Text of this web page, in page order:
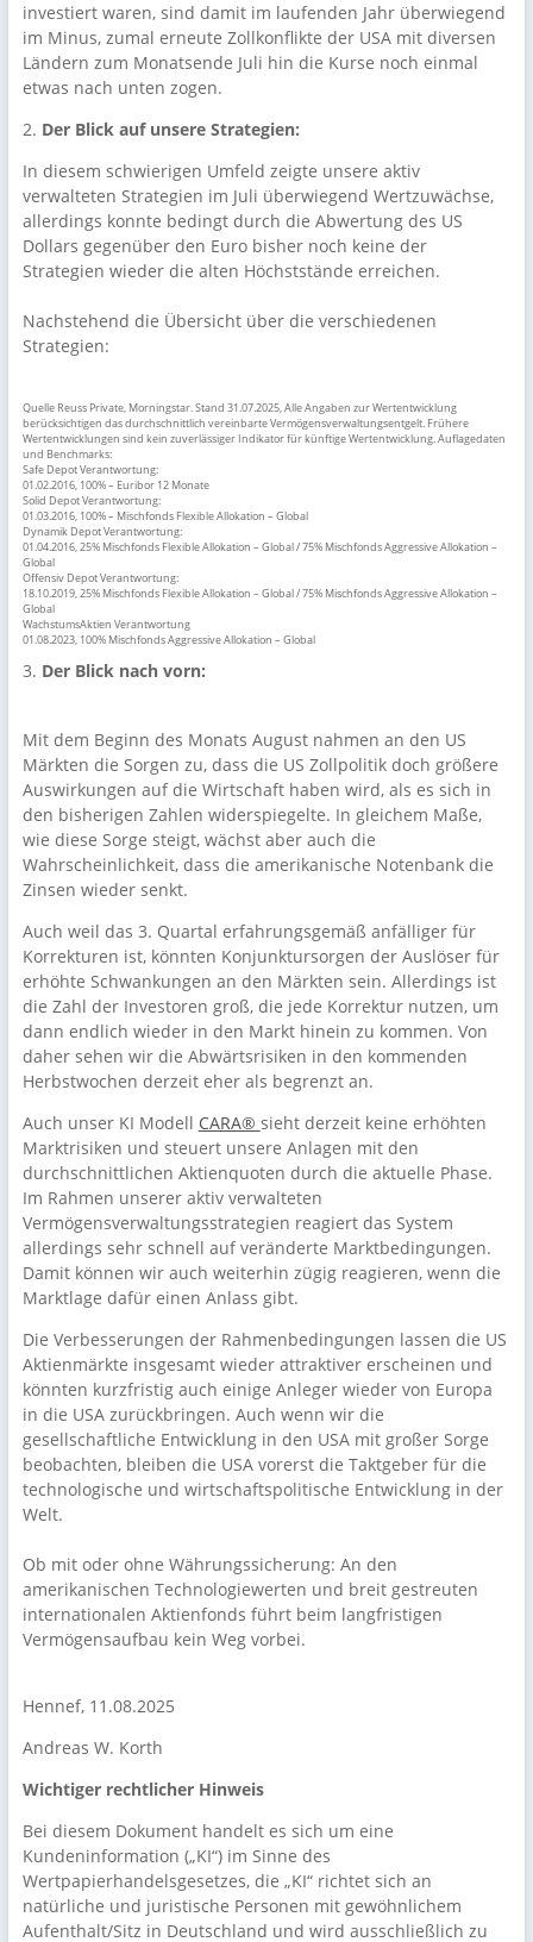
investiert waren, sind damit im laufenden Jahr überwiegend
im Minus, zumal erneute Zollkonflikte der USA mit diversen
Ländern zum Monatsende Juli hin die Kurse noch einmal
etwas nach unten zogen.
2. Der Blick auf unsere Strategien:
In diesem schwierigen Umfeld zeigte unsere aktiv
verwalteten Strategien im Juli überwiegend Wertzuwächse,
allerdings konnte bedingt durch die Abwertung des US
Dollars gegenüber den Euro bisher noch keine der
Strategien wieder die alten Höchststände erreichen.
Nachstehend die Übersicht über die verschiedenen
Strategien:
Quelle Reuss Private, Morningstar. Stand 31.07.2025, Alle Angaben zur Wertentwicklung
berücksichtigen das durchschnittlich vereinbarte Vermögensverwaltungsentgelt. Frühere
Wertentwicklungen sind kein zuverlässiger Indikator für künftige Wertentwicklung. Auflagedaten
und Benchmarks:
Safe Depot Verantwortung:
01.02.2016, 100% – Euribor 12 Monate
Solid Depot Verantwortung:
01.03.2016, 100% – Mischfonds Flexible Allokation – Global
Dynamik Depot Verantwortung:
01.04.2016, 25% Mischfonds Flexible Allokation – Global / 75% Mischfonds Aggressive Allokation –
Global
Offensiv Depot Verantwortung:
18.10.2019, 25% Mischfonds Flexible Allokation – Global / 75% Mischfonds Aggressive Allokation –
Global
WachstumsAktien Verantwortung
01.08.2023, 100% Mischfonds Aggressive Allokation – Global
3. Der Blick nach vorn:
Mit dem Beginn des Monats August nahmen an den US
Märkten die Sorgen zu, dass die US Zollpolitik doch größere
Auswirkungen auf die Wirtschaft haben wird, als es sich in
den bisherigen Zahlen widerspiegelte. In gleichem Maße,
wie diese Sorge steigt, wächst aber auch die
Wahrscheinlichkeit, dass die amerikanische Notenbank die
Zinsen wieder senkt.
Auch weil das 3. Quartal erfahrungsgemäß anfälliger für
Korrekturen ist, könnten Konjunktursorgen der Auslöser für
erhöhte Schwankungen an den Märkten sein. Allerdings ist
die Zahl der Investoren groß, die jede Korrektur nutzen, um
dann endlich wieder in den Markt hinein zu kommen. Von
daher sehen wir die Abwärtsrisiken in den kommenden
Herbstwochen derzeit eher als begrenzt an.
Auch unser KI Modell CARA® sieht derzeit keine erhöhten
Marktrisiken und steuert unsere Anlagen mit den
durchschnittlichen Aktienquoten durch die aktuelle Phase.
Im Rahmen unserer aktiv verwalteten
Vermögensverwaltungsstrategien reagiert das System
allerdings sehr schnell auf veränderte Marktbedingungen.
Damit können wir auch weiterhin zügig reagieren, wenn die
Marktlage dafür einen Anlass gibt.
Die Verbesserungen der Rahmenbedingungen lassen die US
Aktienmärkte insgesamt wieder attraktiver erscheinen und
könnten kurzfristig auch einige Anleger wieder von Europa
in die USA zurückbringen. Auch wenn wir die
gesellschaftliche Entwicklung in den USA mit großer Sorge
beobachten, bleiben die USA vorerst die Taktgeber für die
technologische und wirtschaftspolitische Entwicklung in der
Welt.
Ob mit oder ohne Währungssicherung: An den
amerikanischen Technologiewerten und breit gestreuten
internationalen Aktienfonds führt beim langfristigen
Vermögensaufbau kein Weg vorbei.
Hennef, 11.08.2025
Andreas W. Korth
Wichtiger rechtlicher Hinweis
Bei diesem Dokument handelt es sich um eine
Kundeninformation („KI“) im Sinne des
Wertpapierhandelsgesetzes, die „KI“ richtet sich an
natürliche und juristische Personen mit gewöhnlichem
Aufenthalt/Sitz in Deutschland und wird ausschließlich zu